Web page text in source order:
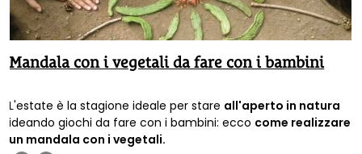
Mandala con i vegetali da fare con i bambini
L'estate è la stagione ideale per stare all'aperto in natura
ideando giochi da fare con i bambini: ecco come realizzare
un mandala con i vegetali.